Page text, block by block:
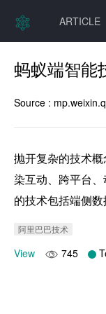
ARTICLE
蚂蚁端智能
Source :
抛开复杂的技术
染互动、跨平台
的技术包括端侧
阿里巴巴技术
View 745